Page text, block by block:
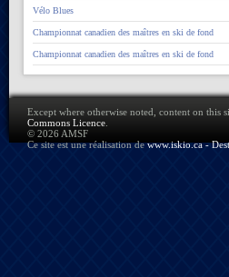
Vélo Blues
Championnat canadien des maîtres en ski de fond
Championnat canadien des maîtres en ski de fond
Except where otherwise noted, content on this
Commons Licence
© 2026 AMSF
Ce site est une réalisation dewww.iskio.ca -